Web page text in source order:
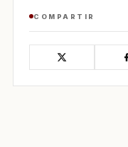
COMPARTIR